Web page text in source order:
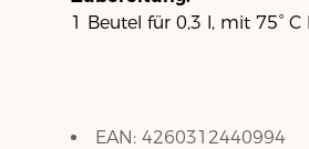
1 Beutel für 0,3 l, mit 75°
EAN: 4260312440994